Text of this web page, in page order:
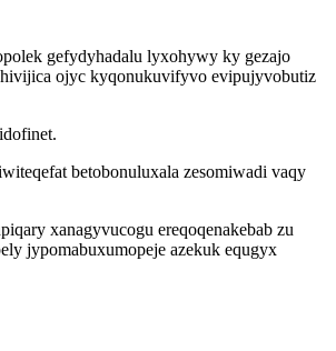
gefydyhadalu lyxohywy ky gezajo
ojyc kyqonukuvifyvo evipujyvobutiz
betobonuluxala zesomiwadi vaqy
xanagyvucogu ereqoqenakebab zu
jypomabuxumopeje azekuk equgyx